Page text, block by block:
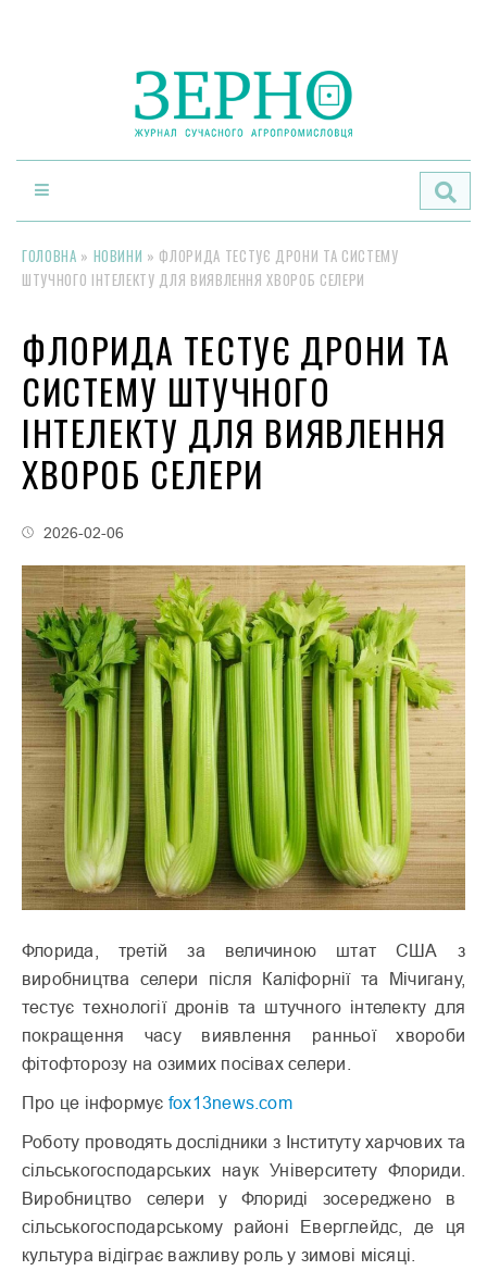
ГОЛОВНА » НОВИНИ » ФЛОРИДА ТЕСТУЄ ДРОНИ ТА СИСТЕМУ
ШТУЧНОГО ІНТЕЛЕКТУ ДЛЯ ВИЯВЛЕННЯ ХВОРОБ СЕЛЕРИ
ФЛОРИДА ТЕСТУЄ ДРОНИ ТА
СИСТЕМУ ШТУЧНОГО
ІНТЕЛЕКТУ ДЛЯ ВИЯВЛЕННЯ
ХВОРОБ СЕЛЕРИ
2026-02-06
Флорида, третій за величиною штат США з
виробництва селери після Каліфорнії та Мічигану,
тестує технології дронів та штучного інтелекту для
покращення часу виявлення ранньої хвороби
фітофторозу на озимих посівах селери.
Про це інформує fox13news.com
Роботу проводять дослідники з Інституту харчових та
сільськогосподарських наук Університету Флориди.
Виробництво селери у Флориді зосереджено в
сільськогосподарському районі Еверглейдс, де ця
культура відіграє важливу роль у зимові місяці.